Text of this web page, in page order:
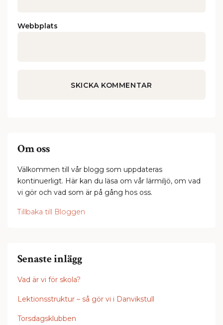
Webbplats
Om oss
Välkommen till vår blogg som uppdateras
kontinuerligt. Här kan du läsa om vår lärmiljö, om vad
vi gör och vad som är på gång hos oss.
Tillbaka till Bloggen
Senaste inlägg
Vad är vi för skola?
Lektionsstruktur – så gör vi i Danvikstull
Torsdagsklubben